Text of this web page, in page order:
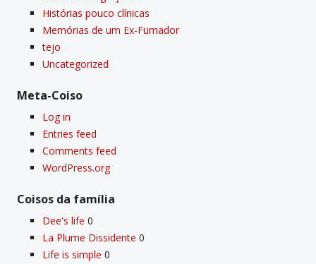
Histórias pouco clí­nicas
Memórias de um Ex-Fumador
tejo
Uncategorized
Meta-Coiso
Log in
Entries feed
Comments feed
WordPress.org
Coisos da famí­lia
Dee's life 0
La Plume Dissidente 0
Life is simple 0